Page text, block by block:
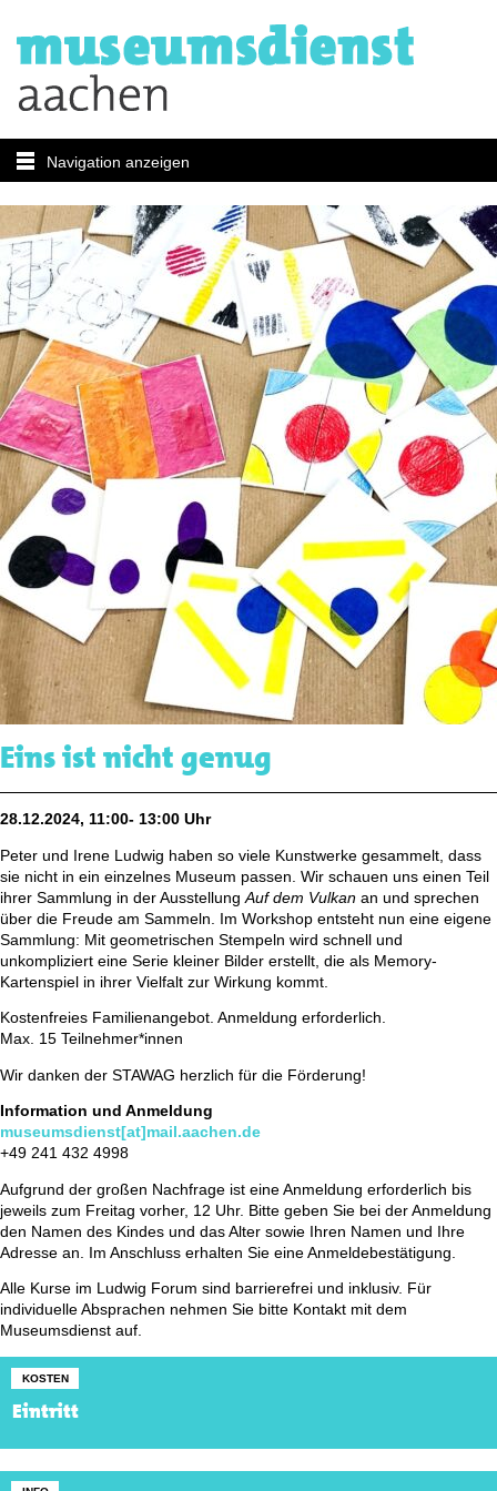
Navigation anzeigen
Eins ist nicht genug
28.12.2024, 11:00- 13:00 Uhr
Peter und Irene Ludwig haben so viele Kunstwerke gesammelt, dass
sie nicht in ein einzelnes Museum passen. Wir schauen uns einen Teil
ihrer Sammlung in der Ausstellung Auf dem Vulkan an und sprechen
über die Freude am Sammeln. Im Workshop entsteht nun eine eigene
Sammlung: Mit geometrischen Stempeln wird schnell und
unkompliziert eine Serie kleiner Bilder erstellt, die als Memory-
Kartenspiel in ihrer Vielfalt zur Wirkung kommt.
Kostenfreies Familienangebot. Anmeldung erforderlich.
Max. 15 Teilnehmer*innen
Wir danken der STAWAG herzlich für die Förderung!
Information und Anmeldung
museumsdienst[at]mail.aachen.de
+49 241 432 4998
Aufgrund der großen Nachfrage ist eine Anmeldung erforderlich bis
jeweils zum Freitag vorher, 12 Uhr. Bitte geben Sie bei der Anmeldung
den Namen des Kindes und das Alter sowie Ihren Namen und Ihre
Adresse an. Im Anschluss erhalten Sie eine Anmeldebestätigung.
Alle Kurse im Ludwig Forum sind barrierefrei und inklusiv. Für
individuelle Absprachen nehmen Sie bitte Kontakt mit dem
Museumsdienst auf.
KOSTEN
Eintritt